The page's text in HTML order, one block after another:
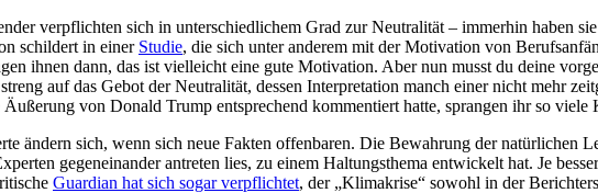
ver­pflich­ten sich in unter­schied­li­chem Grad zur Neu­tra­li­tät – immer­hin haben
schil­dert in einer Studie, die sich unter anderem mit der Moti­va­tion von
ihnen dann, das ist viel­leicht eine gute Moti­va­tion. Aber nun musst du deine
auf das Gebot der Neu­tra­li­tät, dessen Inter­pre­ta­tion manch einer nicht mehr
von Donald Trump ent­spre­chend kom­men­tiert hatte, spran­gen ihr so
ändern sich, wenn sich neue Fakten offen­ba­ren. Die Bewah­rung der natür­li­chen
gegen­ein­an­der antre­ten lies, zu einem Hal­tungs­thema ent­wi­ckelt hat. Je
Guar­dian hat sich sogar ver­pflich­tet, der „Kli­ma­krise“ sowohl in der